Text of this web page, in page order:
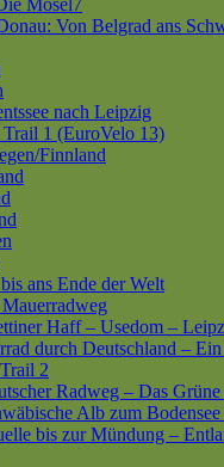
Mosel7
Von Belgrad ans
nach Leipzig
1 (EuroVelo 13)
Finnland
ans Ende der Welt
Haff – Usedom –
durch Deutschland –
2
Radweg – Das
Alb zum
bis zur Mündung –